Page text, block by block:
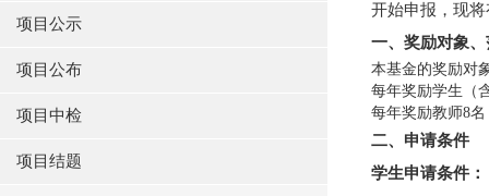
项目公示
项目公布
项目中检
项目结题
开始申报，现
一、奖励对象
本基金的奖励对
每年奖励学生（
每年奖励教师8
二、申请条件
学生申请条件：